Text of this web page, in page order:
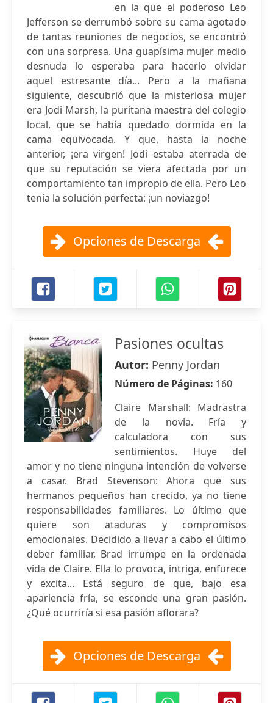
en la que el poderoso Leo
Jefferson se derrumbó sobre su cama agotado
de tantas reuniones de negocios, se encontró
con una sorpresa. Una guapísima mujer medio
desnuda lo esperaba para hacerlo olvidar
aquel estresante día... Pero a la mañana
siguiente, descubrió que la misteriosa mujer
era Jodi Marsh, la puritana maestra del colegio
local, que se había quedado dormida en la
cama equivocada. Y que, hasta la noche
anterior, ¡era virgen! Jodi estaba aterrada de
que su reputación se viera afectada por un
comportamiento tan impropio de ella. Pero Leo
tenía la solución perfecta: ¡un noviazgo!
Opciones de Descarga
Pasiones ocultas
Autor: Penny Jordan
Número de Páginas: 160
Claire Marshall: Madrastra
de la novia. Fría y
calculadora con sus
sentimientos. Huye del
amor y no tiene ninguna intención de volverse
a casar. Brad Stevenson: Ahora que sus
hermanos pequeños han crecido, ya no tiene
responsabilidades familiares. Lo último que
quiere son ataduras y compromisos
emocionales. Decidido a llevar a cabo el último
deber familiar, Brad irrumpe en la ordenada
vida de Claire. Ella lo provoca, intriga, enfurece
y excita... Está seguro de que, bajo esa
apariencia fría, se esconde una gran pasión.
¿Qué ocurriría si esa pasión aflorara?
Opciones de Descarga